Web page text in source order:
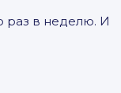
раз в неделю. И